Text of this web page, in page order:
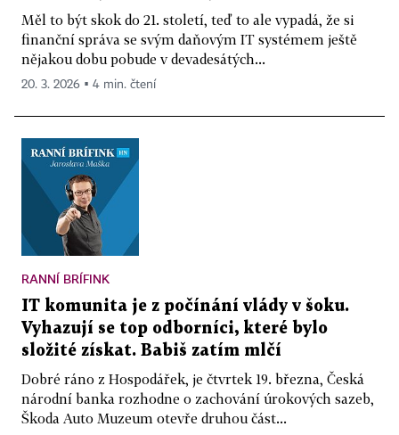
Měl to být skok do 21. století, teď to ale vypadá, že si
finanční správa se svým daňovým IT systémem ještě
nějakou dobu pobude v devadesátých...
20. 3. 2026 ▪ 4 min. čtení
RANNÍ BRÍFINK
IT komunita je z počínání vlády v šoku.
Vyhazují se top odborníci, které bylo
složité získat. Babiš zatím mlčí
Dobré ráno z Hospodářek, je čtvrtek 19. března, Česká
národní banka rozhodne o zachování úrokových sazeb,
Škoda Auto Muzeum otevře druhou část...